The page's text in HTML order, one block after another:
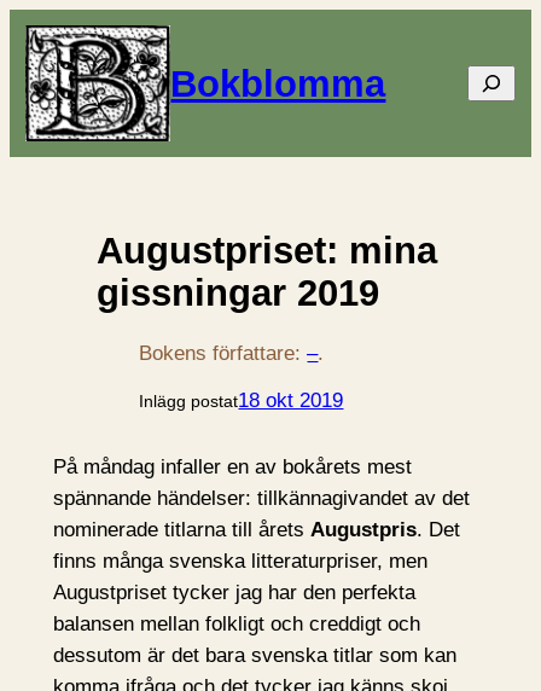
Bokblomma Sök
Augustpriset: mina
gissningar 2019
Bokens författare:–.
Inlägg postat18 okt 2019
På måndag infaller en av bokårets mest
spännande händelser: tillkännagivandet av det
nominerade titlarna till årets Augustpris. Det
finns många svenska litteraturpriser, men
Augustpriset tycker jag har den perfekta
balansen mellan folkligt och creddigt och
dessutom är det bara svenska titlar som kan